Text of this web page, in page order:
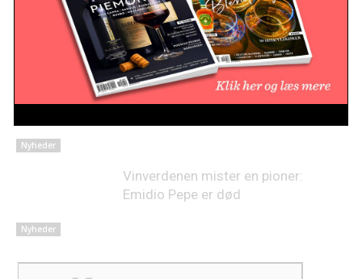
Australsk vineksport falder til
laveste niveau i 22 år
Nyheder
Lovende høst på Sicilien
Nyheder
Vinverdenen mister en pioner:
Emidio Pepe er død